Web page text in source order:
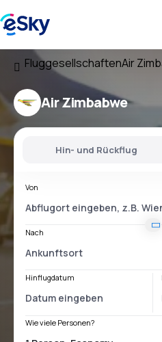
FluggesellschaftenAir
Air Zimbabwe
Hin- und Rückflug
Von
Nach
Hinflugdatum
Wie viele Personen?